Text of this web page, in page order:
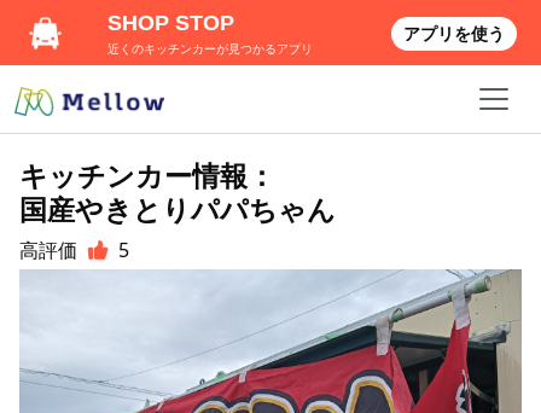
キッチンカー情報：
国産やきとりパパちゃん
高評価 5
SHOP STOP
近くのキッチンカーが見つかるアプリ
アプリを使う